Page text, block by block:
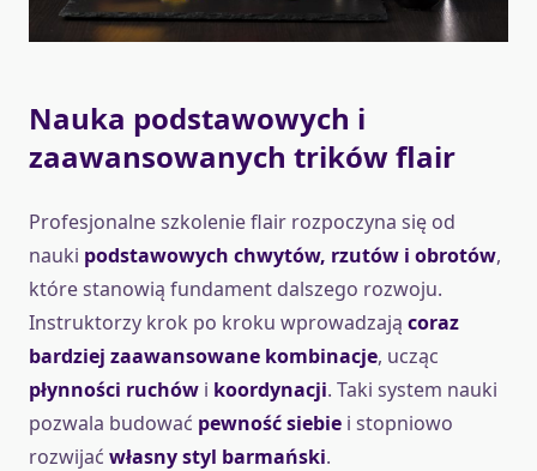
Nauka podstawowych i
zaawansowanych trików flair
Profesjonalne szkolenie flair rozpoczyna się od
nauki podstawowych chwytów, rzutów i obrotów,
które stanowią fundament dalszego rozwoju.
Instruktorzy krok po kroku wprowadzają coraz
bardziej zaawansowane kombinacje, ucząc
płynności ruchów i koordynacji. Taki system nauki
pozwala budować pewność siebie i stopniowo
rozwijać własny styl barmański.